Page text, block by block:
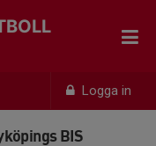
Logga in
BIS